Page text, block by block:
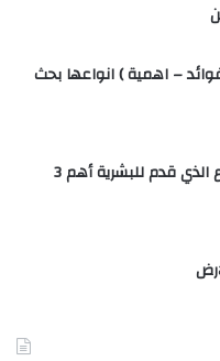
– اهمية ) انواعها بحث
نيكولا تسلا المخترع الذي قدم للبشرية أهم 3